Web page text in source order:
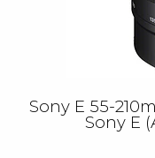
Sony E 55-
Sony E